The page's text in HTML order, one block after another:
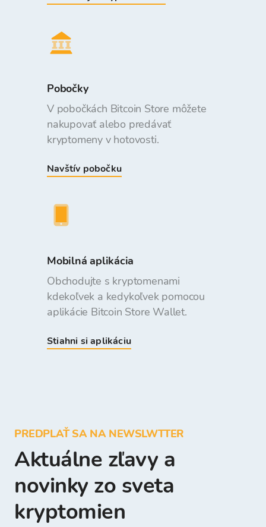
Pobočky
V pobočkách Bitcoin Store môžete
nakupovať alebo predávať
kryptomeny v hotovosti.
Navštív pobočku
Mobilná aplikácia
Obchodujte s kryptomenami
kdekoľvek a kedykoľvek pomocou
aplikácie Bitcoin Store Wallet.
Stiahni si aplikáciu
PREDPLAŤ SA NA NEWSLWTTER
Aktuálne zľavy a
novinky zo sveta
kryptomien